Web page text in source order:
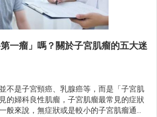
一瘤」嗎？關於子宮肌瘤的五大迷
不是子宮頸癌、乳腺癌等，而是「子宮肌
的婦科良性肌瘤，子宮肌瘤最常見的症狀
般來說，無症狀或是較小的子宮肌瘤通常